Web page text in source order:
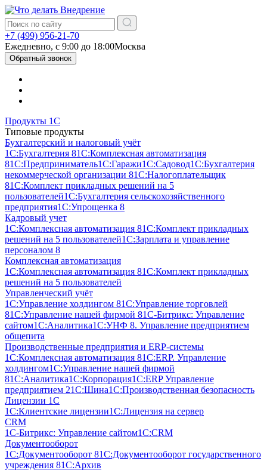
+7 (499) 956-21-70
Ежедневно, c 9:00 до 18:00Москва
Обратный звонок
Продукты 1С
Типовые продукты
Бухгалтерский и налоговый учёт
1С:Бухгалтерия 81С:Комплексная автоматизация
81С:Предприниматель1С:Гаражи1С:Садовод1С:Бухгалтерия
некоммерческой организации 81С:Налогоплательщик
81С:Комплект прикладных решений на 5
пользователей1С:Бухгалтерия сельскохозяйственного
предприятия1С:Упрощенка 8
Кадровый учет
1С:Комплексная автоматизация 81С:Комплект прикладных
решений на 5 пользователей1С:Зарплата и управление
персоналом 8
Комплексная автоматизация
1С:Комплексная автоматизация 81С:Комплект прикладных
решений на 5 пользователей
Управленческий учёт
1С:Управление холдингом 81С:Управление торговлей
81С:Управление нашей фирмой 81С-Битрикс: Управление
сайтом1С:Аналитика1С:УНФ 8. Управление предприятием
общепита
Производственные предприятия и ERP-системы
1С:Комплексная автоматизация 81С:ERP. Управление
холдингом1С:Управление нашей фирмой
81С:Аналитика1С:Корпорация1С:ERP Управление
предприятием 21С:Шина1С:Производственная безопасность
Лицензии 1С
1С:Клиентские лицензии1С:Лицензия на сервер
CRM
1С-Битрикс: Управление сайтом1С:CRM
Документооборот
1С:Документооборот 81С:Документооборот государственного
учреждения 81С:Архив